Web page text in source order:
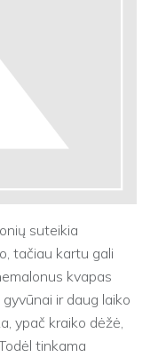
suteikia
tačiau kartu gali
kvapas
ir daug laiko
ypač kraiko dėžė,
tinkama